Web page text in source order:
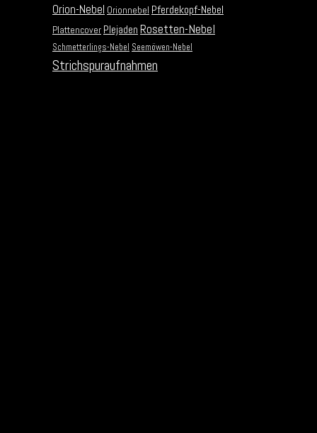
Orion-Nebel Orionnebel Pferdekopf-Nebel
Plattencover Plejaden Rosetten-Nebel
Schmetterlings-Nebel Seemöwen-Nebel
Strichspuraufnahmen